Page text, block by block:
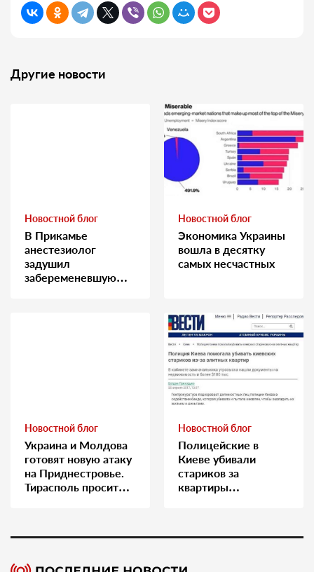
Другие новости
Новостной блог
В Прикамье
анестезиолог
задушил
забеременевшую
Новостной блог
Экономика Украины
вошла в десятку
самых несчастных
Новостной блог
Украина и Молдова
готовят новую атаку
на Приднестровье.
Тирасполь просит
Новостной блог
Полицейские в
Киеве убивали
стариков за
квартиры…